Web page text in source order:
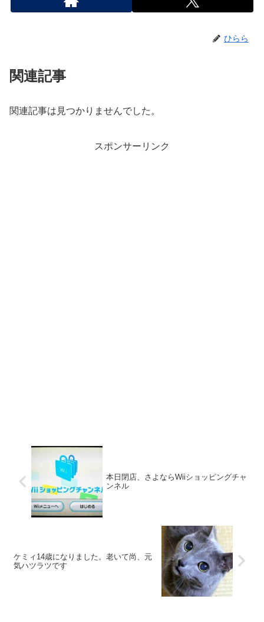
ひらら
関連記事
関連記事は見つかりませんでした。
スポンサーリンク
本日閉店、さよならWiiショッピングチャ
ンネル
ケミィ14歳になりました。老いて尚、元
気ハツラツです